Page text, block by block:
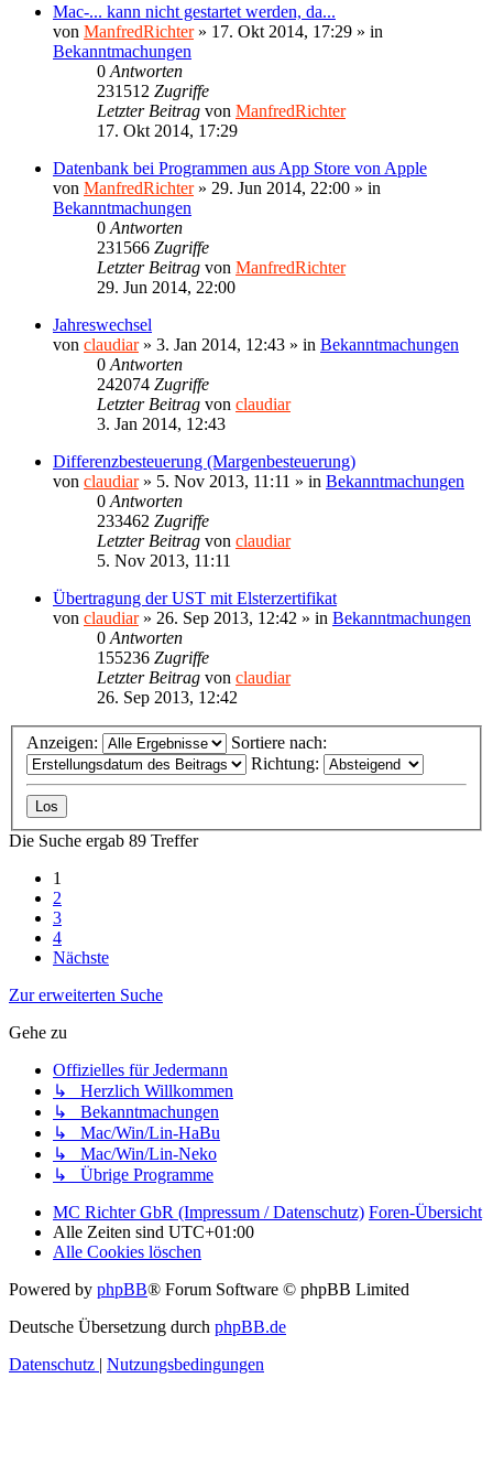
Mac-... kann nicht gestartet werden, da...
von ManfredRichter» 17. Okt 2014, 17:29 » in
Bekanntmachungen
0 Antworten
231512 Zugriffe
Letzter Beitrag von ManfredRichter
17. Okt 2014, 17:29
Datenbank bei Programmen aus App Store von Apple
von ManfredRichter» 29. Jun 2014, 22:00 » in
Bekanntmachungen
0 Antworten
231566 Zugriffe
Letzter Beitrag von ManfredRichter
29. Jun 2014, 22:00
Jahreswechsel
von claudiar» 3. Jan 2014, 12:43 » in Bekanntmachungen
0 Antworten
242074 Zugriffe
Letzter Beitrag von claudiar
3. Jan 2014, 12:43
Differenzbesteuerung (Margenbesteuerung)
von claudiar» 5. Nov 2013, 11:11 » in Bekanntmachungen
0 Antworten
233462 Zugriffe
Letzter Beitrag von claudiar
5. Nov 2013, 11:11
Übertragung der UST mit Elsterzertifikat
von claudiar» 26. Sep 2013, 12:42 » in Bekanntmachungen
0 Antworten
155236 Zugriffe
Letzter Beitrag von claudiar
26. Sep 2013, 12:42
Anzeigen:
Sortiere nach:
Richtung:
Die Suche ergab 89 Treffer
1
2
3
4
Nächste
Zur erweiterten Suche
Gehe zu
Offizielles für Jedermann
↳ Herzlich Willkommen
↳ Bekanntmachungen
↳ Mac/Win/Lin-HaBu
↳ Mac/Win/Lin-Neko
↳ Übrige Programme
MC Richter GbR (Impressum / Datenschutz) Foren-Übersicht
Alle Zeiten sind UTC+01:00
Alle Cookies löschen
Powered by phpBB® Forum Software © phpBB Limited
Deutsche Übersetzung durch phpBB.de
Datenschutz
Nutzungsbedingungen